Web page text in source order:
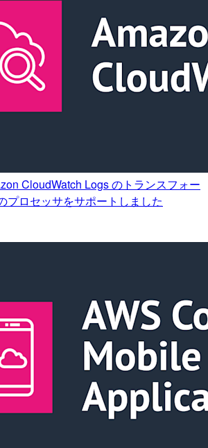
CloudWatch Logs のトランスフォー
プロセッサをサポートしました